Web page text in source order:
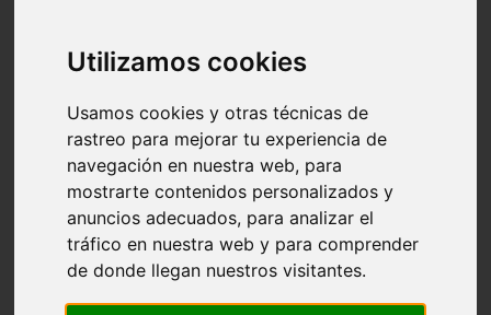
Utilizamos cookies
Usamos cookies y otras técnicas de
rastreo para mejorar tu experiencia de
navegación en nuestra web, para
mostrarte contenidos personalizados y
anuncios adecuados, para analizar el
tráfico en nuestra web y para comprender
de donde llegan nuestros visitantes.
Cantabria - suances
Sevilla - bormujos
Málaga - júzcar
Huesca - alquézar
Huesca - castejón-de-sos
Lleida - alt-àneu
Córdoba - almedinilla
Navarra - zangoza
Cantabria - arenas-de-iguña
Barcelona - la-pobla-de-lillet
Murcia - cartagena